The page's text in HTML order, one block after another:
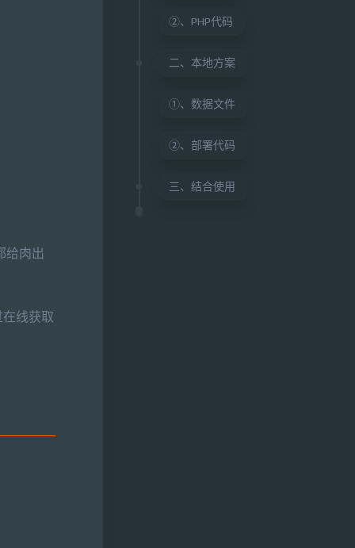
给肉出
线获取
②、PHP代码
二、本地方案
①、数据文件
②、部署代码
三、结合使用